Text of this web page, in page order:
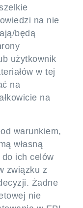
na nie
będą
użytkownik
w tej
na
na
warunkiem,
własną
ich celów
związku z
Żadne
nie